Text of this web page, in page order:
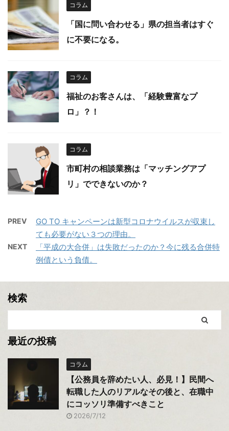
コラム
「国に問い合わせる」県の担当者はすぐ
に不要になる。
コラム
福祉のお客さんは、「経験豊富なプ
ロ」？！
コラム
市町村の相談業務は「マッチングアプ
リ」でできないのか？
PREV
GO TO キャンペーンは新型コロナウイルスが収束し
ても必要がない３つの理由。
NEXT
「平成の大合併」は失敗だったのか？今に残る合併特
例債という負債。
検索
最近の投稿
コラム
【公務員を辞めたい人、必見！】民間へ
転職した人のリアルなその後と、在職中
にコッソリ準備すべきこと
2026/7/12